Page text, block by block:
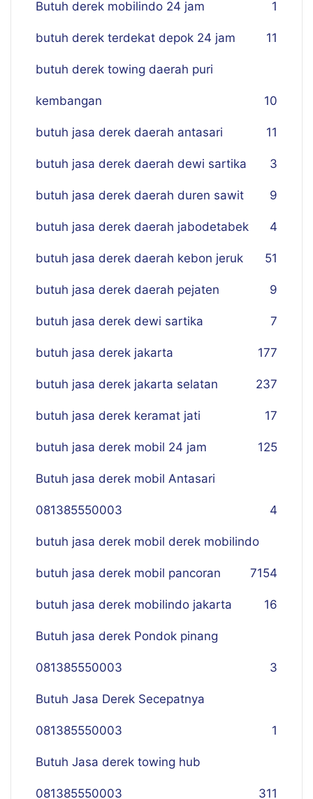
Butuh derek mobilindo 24 jam 1
butuh derek terdekat depok 24 jam 11
butuh derek towing daerah puri
kembangan 10
butuh jasa derek daerah antasari 11
butuh jasa derek daerah dewi sartika 3
butuh jasa derek daerah duren sawit 9
butuh jasa derek daerah jabodetabek 4
butuh jasa derek daerah kebon jeruk 51
butuh jasa derek daerah pejaten 9
butuh jasa derek dewi sartika 7
butuh jasa derek jakarta 177
butuh jasa derek jakarta selatan 237
butuh jasa derek keramat jati 17
butuh jasa derek mobil 24 jam 125
Butuh jasa derek mobil Antasari
081385550003 4
butuh jasa derek mobil derek mobilindo
154
butuh jasa derek mobil pancoran 7
butuh jasa derek mobilindo jakarta 16
Butuh jasa derek Pondok pinang
081385550003 3
Butuh Jasa Derek Secepatnya
081385550003 1
Butuh Jasa derek towing hub
081385550003 311